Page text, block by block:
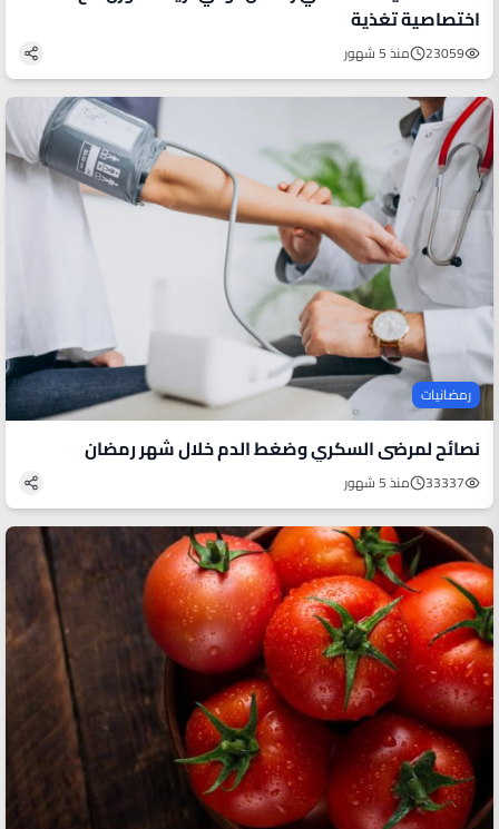
اختصاصية تغذية
23059 منذ 5 شهور
رمضانيات
نصائح لمرضى السكري وضغط الدم خلال شهر رمضان
33337 منذ 5 شهور